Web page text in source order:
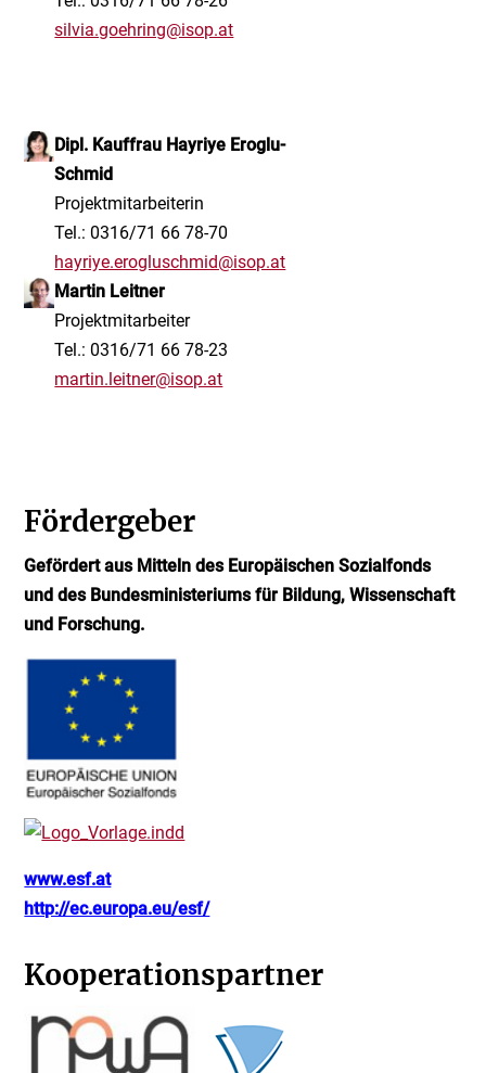
silvia.goehring@isop.at
Dipl. Kauffrau Hayriye Eroglu-
Schmid
Projektmitarbeiterin
Tel.: 0316/71 66 78-70
hayriye.erogluschmid@isop.at
Martin Leitner
Projektmitarbeiter
Tel.: 0316/71 66 78-23
martin.leitner@isop.at
Fördergeber
Gefördert aus Mitteln des Europäischen Sozialfonds
und des Bundesministeriums für Bildung, Wissenschaft
und Forschung.
www.esf.at
http://ec.europa.eu/esf/
Kooperationspartner